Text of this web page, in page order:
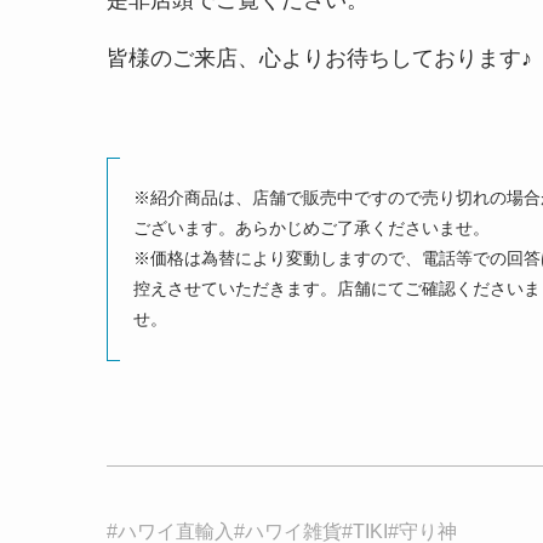
皆様のご来店、心よりお待ちしております♪
※紹介商品は、店舗で販売中ですので売り切れの場合
ございます。あらかじめご了承くださいませ。
※価格は為替により変動しますので、電話等での回答
控えさせていただきます。店舗にてご確認くださいま
せ。
#ハワイ直輸入#ハワイ雑貨#TIKI#守り神